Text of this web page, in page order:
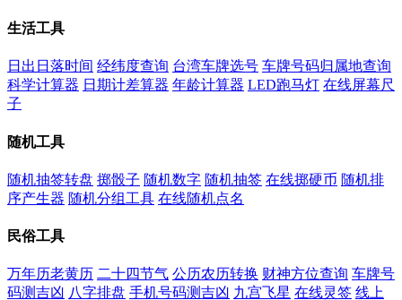
生活工具
日出日落时间 经纬度查询 台湾车牌选号 车牌号码归属地查询
科学计算器 日期计差算器 年龄计算器 LED跑马灯 在线屏幕尺
子
随机工具
随机抽签转盘 掷骰子 随机数字 随机抽签 在线掷硬币 随机排
序产生器 随机分组工具 在线随机点名
民俗工具
万年历老黄历 二十四节气 公历农历转换 财神方位查询 车牌号
码测吉凶 八字排盘 手机号码测吉凶 九宫飞星 在线灵签 线上